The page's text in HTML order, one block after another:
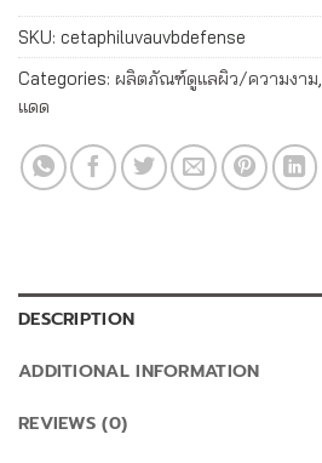
SKU: cetaphiluvauvbdefense
Categories: ผลิตภัณฑ์ดูแลผิว/ความงาม,
แดด
DESCRIPTION
ADDITIONAL INFORMATION
REVIEWS (0)